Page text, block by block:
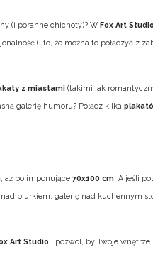
(i poranne chichoty)? W Fox Art Studio
(i to, że można to połączyć z
z miastami (takimi jak
galerię humoru? Połącz kilka
, aż po imponujące 70x100 cm . A jeśli
nad biurkiem, galerię nad kuchennym
Art Studio i pozwól, by Twoje